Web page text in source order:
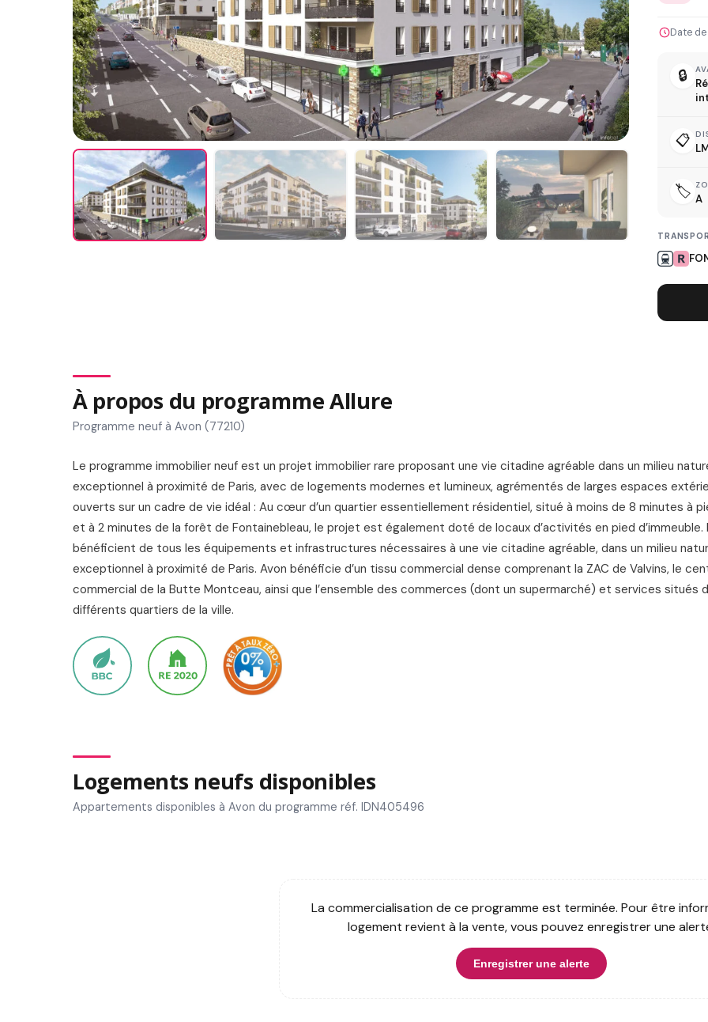
Date
🔒
📋
🏷️ A
À propos du programme Allure
Programme neuf à Avon (77210)
Le programme immobilier neuf est un projet immobilier rare proposant une vie citadine agréable dans un milieu
exceptionnel à proximité de Paris, avec de logements modernes et lumineux, agrémentés de larges espaces
ouverts sur un cadre de vie idéal : Au cœur d’un quartier essentiellement résidentiel, situé à moins de 8 minutes à
et à 2 minutes de la forêt de Fontainebleau, le projet est également doté de locaux d’activités en pied d’immeuble.
bénéficient de tous les équipements et infrastructures nécessaires à une vie citadine agréable, dans un milieu
exceptionnel à proximité de Paris. Avon bénéficie d’un tissu commercial dense comprenant la ZAC de Valvins, le
commercial de la Butte Montceau, ainsi que l’ensemble des commerces (dont un supermarché) et services situés
différents quartiers de la ville.
Logements neufs disponibles
Appartements disponibles à Avon du programme réf. IDN405496
La commercialisation de ce programme est terminée. Pour être
logement revient à la vente, vous pouvez enregistrer une
Enregistrer une alerte